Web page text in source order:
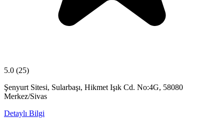
5.0 (25)
Şenyurt Sitesi, Sularbaşı, Hikmet Işık Cd. No:4G, 58080
Merkez/Sivas
Detaylı Bilgi